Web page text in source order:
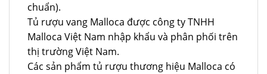
chuẩn).
Tủ rượu vang Malloca được công ty TNHH
Malloca Việt Nam nhập khẩu và phân phối trên
thị trường Việt Nam.
Các sản phẩm tủ rượu thương hiệu Malloca có